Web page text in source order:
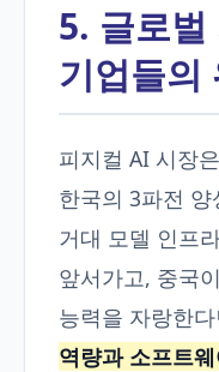
5. 글로벌
기업들의
피지컬 AI 시장
한국의 3파전
거대 모델 인프
앞서가고, 중국
능력을 자랑한
역량과 소프트